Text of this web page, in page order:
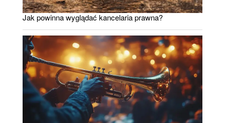
Jak powinna wyglądać kancelaria prawna?